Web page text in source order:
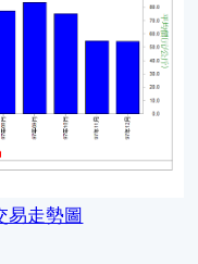
易走勢圖